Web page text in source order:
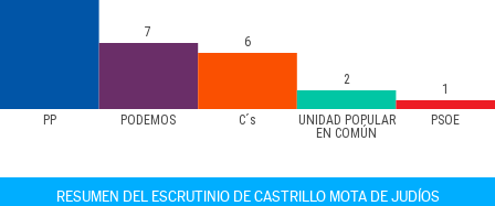
PP PODEMOS C´s
UNIDAD POPULAR
EN COMÚN
PSOE
7
6
2
1
RESUMEN DEL ESCRUTINIO DE CASTRILLO MOTA DE JUDÍOS